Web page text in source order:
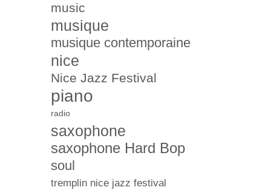
music
musique
musique contemporaine
nice
Nice Jazz Festival
piano
radio
saxophone
saxophone Hard Bop
soul
tremplin nice jazz festival